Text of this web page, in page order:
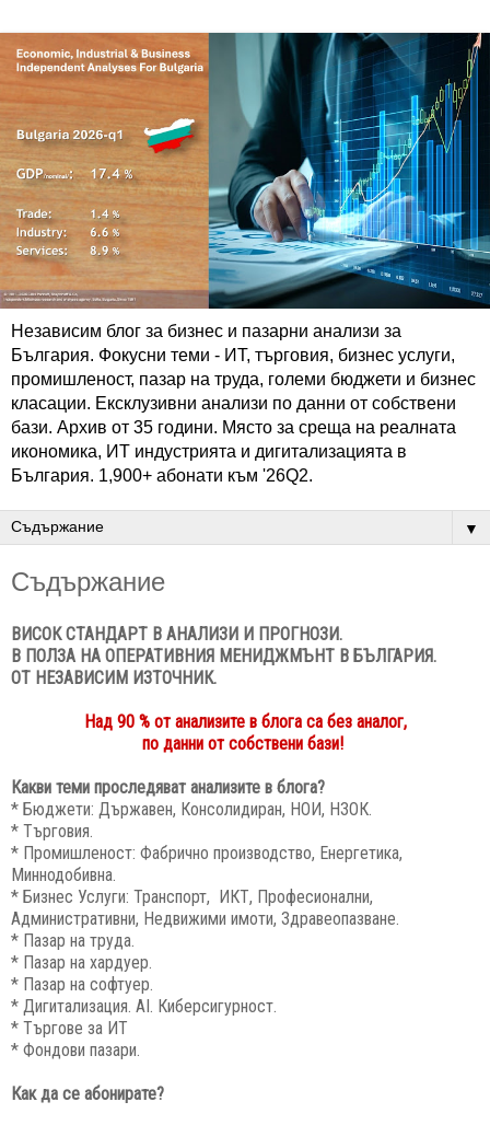
Независим блог за бизнес и пазарни анализи за
България. Фокусни теми - ИТ, търговия, бизнес услуги,
промишленост, пазар на труда, големи бюджети и бизнес
класации. Ексклузивни анализи по данни от собствени
бази. Архив от 35 години. Място за среща на реалната
икономика, ИТ индустрията и дигитализацията в
България. 1,900+ абонати към '26Q2.
▼
Съдържание
ВИСОК СТАНДАРТ В АНАЛИЗИ И ПРОГНОЗИ.
В ПОЛЗА НА ОПЕРАТИВНИЯ МЕНИДЖМЪНТ В БЪЛГАРИЯ.
ОТ НЕЗАВИСИМ ИЗТОЧНИК.
Над 90 % от анализите в блога са без аналог,
по данни от собствени бази!
Какви теми проследяват анализите в блога?
* Бюджети: Държавен, Консолидиран, НОИ, НЗОК.
* Търговия.
* Промишленост: Фабрично производство, Енергетика,
Миннодобивна.
* Бизнес Услуги: Транспорт, ИКТ, Професионални,
Административни, Недвижими имоти, Здравеопазване.
* Пазар на труда.
* Пазар на хардуер.
* Пазар на софтуер.
* Дигитализация. AI. Киберсигурност.
* Търгове за ИТ
* Фондови пазари.
Как да се абонирате?